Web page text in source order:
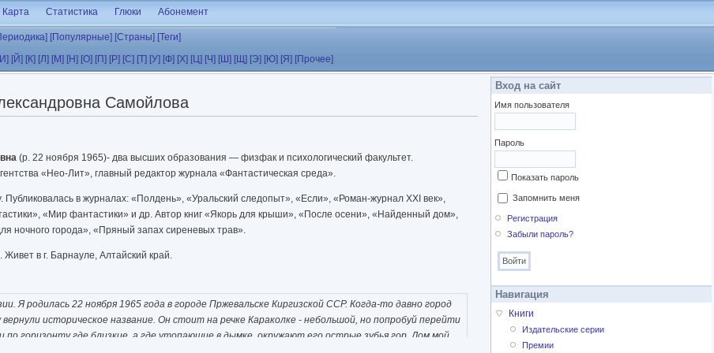
Карта Статистика Глюки Абонемент
[Популярные] [Страны] [Теги]
[Й] [К] [Л] [М] [Н] [О] [П] [Р] [С] [Т] [У] [Ф] [Х] [Ц] [Ч] [Ш] [Щ] [Э] [Ю] [Я] [Прочее]
Самойлова
(р. 22 ноября 1965)- два высших образования — физфак и психологический факультет.
«Нео-Лит», главный редактор журнала «Фантастическая среда».
Публиковалась в журналах: «Полдень», «Уральский следопыт», «Если», «Роман-журнал XXI век»,
«Мир фантастики» и др. Автор книг «Якорь для крыши», «После осени», «Найденный дом»,
ночного города», «Пряный запах сиреневых трав».
в г. Барнауле, Алтайский край.
Я родилась 22 ноября 1965 года в городе Пржевальске Киргизской ССР. Когда-то давно город
историческое название. Он стоит на речке Караколке - небольшой, но попробуй перейти
по горизонту где близкие, а где утопающие в дымке, окружают его острые зубья гор. Дом мой
Вход на сайт
Имя пользователя
Пароль
Показать пароль
Запомнить меня
Регистрация
Забыли пароль?
Навигация
Книги
Издательские серии
Премии